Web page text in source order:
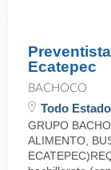
Ecatepec
BACHOCO
Todo
GRUPO
ALIMENTO,